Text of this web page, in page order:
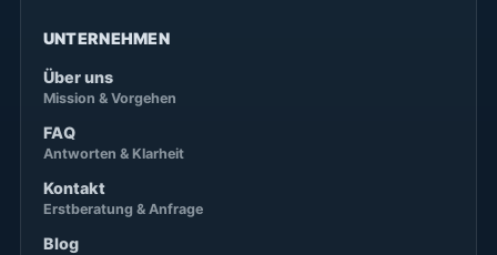
UNTERNEHMEN
Über uns
Mission & Vorgehen
FAQ
Antworten & Klarheit
Kontakt
Erstberatung & Anfrage
Blog